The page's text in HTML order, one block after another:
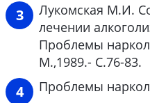
Лукомская М.И.
лечении
Проблемы
М.,1989.- С.76-83.
Проблемы